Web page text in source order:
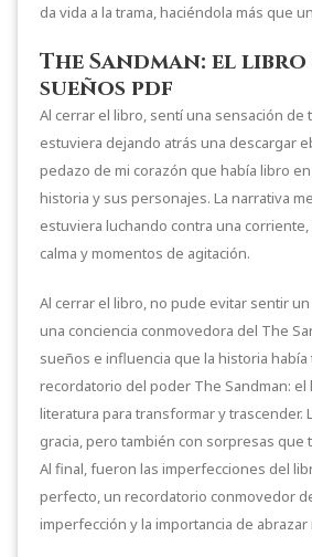
da vida a la trama, haciéndola más que
The Sandman: el
sueños pdf
Al cerrar el libro, sentí una sensación de
estuviera dejando atrás una descargar
pedazo de mi corazón que había libro
historia y sus personajes. La narrativa
estuviera luchando contra una
calma y momentos de agitación.
Al cerrar el libro, no pude evitar sentir
una conciencia conmovedora del The
sueños e influencia que la historia había
recordatorio del poder The Sandman: el
literatura para transformar y trascender.
gracia, pero también con sorpresas que
Al final, fueron las imperfecciones del
perfecto, un recordatorio conmovedor
imperfección y la importancia de